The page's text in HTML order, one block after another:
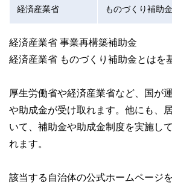
経済産業省 ものづくり補助金
経済産業省 事業再構築補助金
経済産業省 ものづくり補助金とはを
厚生労働省や経済産業省など、国が
や助成金が受け取れます。他にも、
いて、補助金や助成金制度を実施し
れます。
該当する自治体の公式ホームページ